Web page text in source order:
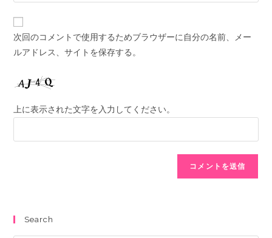
次回のコメントで使用するためブラウザーに自分の名前、メー
ルアドレス、サイトを保存する。
上に表示された文字を入力してください。
Search